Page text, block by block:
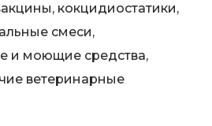
кокцидиостатики,
смеси,
и моющие средства,
ветеринарные